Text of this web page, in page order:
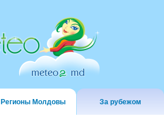
Регионы Молдовы За рубежом